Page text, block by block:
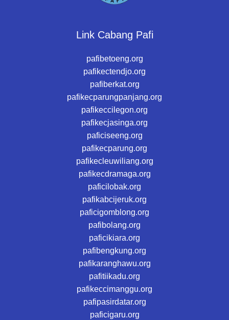
Link Cabang Pafi
pafibetoeng.org
pafikectendjo.org
pafiberkat.org
pafikecparungpanjang.org
pafikeccilegon.org
pafikecjasinga.org
paficiseeng.org
pafikecparung.org
pafikecleuwiliang.org
pafikecdramaga.org
paficilobak.org
pafikabcijeruk.org
paficigomblong.org
pafibolang.org
paficikiara.org
pafibengkung.org
pafikaranghawu.org
pafitiikadu.org
pafikeccimanggu.org
pafipasirdatar.org
paficigaru.org